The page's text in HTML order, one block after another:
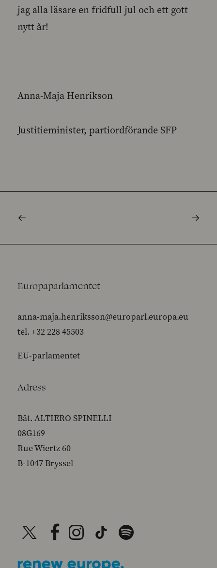
jag alla läsare en fridfull jul och ett gott
nytt år!
Anna-Maja Henrikson
Justitieminister, partiordförande SFP
Europaparlamentet
anna-maja.henriksson@europarl.europa.eu
tel. +32 228 45503
EU-parlamentet
Adress
Bât. ALTIERO SPINELLI
08G169
Rue Wiertz 60
B-1047 Bryssel